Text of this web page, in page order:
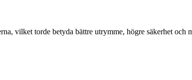
vilket torde betyda bättre utrymme, högre säkerhet och